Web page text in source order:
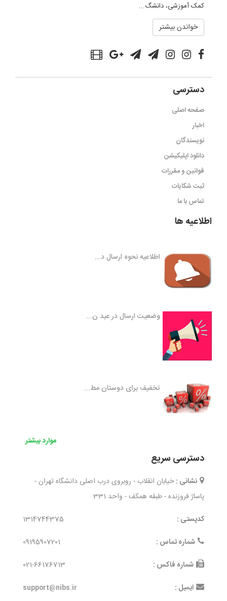
کمک آموزشی، دانشگ...
خواندن بیشتر
دسترسی
صفحه اصلی
اخبار
نویسندگان
دانلود اپلیکیشن
قوانین و مقررات
ثبت شکایات
تماس با ما
اطلاعیه ها
اطلاعیه نحوه ارسال د...
وضعیت ارسال در عید ن...
تخفیف برای دوستان مط...
موارد بیشتر
دسترسی سریع
نشانی : خیابان انقلاب - روبروی درب اصلی دانشگاه تهران -
پاساژ فروزنده - طبقه همکف - واحد 331
کدپستی :
1314744375
شماره تماس :
09195907201
شماره فاکس :
021-66176713
ایمیل :
support@nibs.ir